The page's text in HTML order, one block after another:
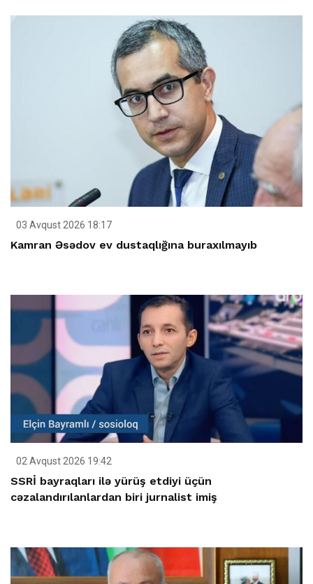
03 Avqust 2026 18:17
Kamran Əsədov ev dustaqlığına buraxılmayıb
02 Avqust 2026 19:42
SSRİ bayraqları ilə yürüş etdiyi üçün
cəzalandırılanlardan biri jurnalist imiş